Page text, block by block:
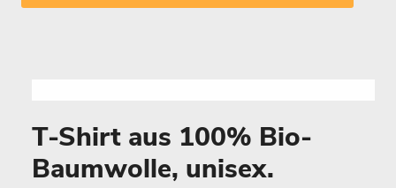
T-Shirt aus 100% Bio-
Baumwolle, unisex.